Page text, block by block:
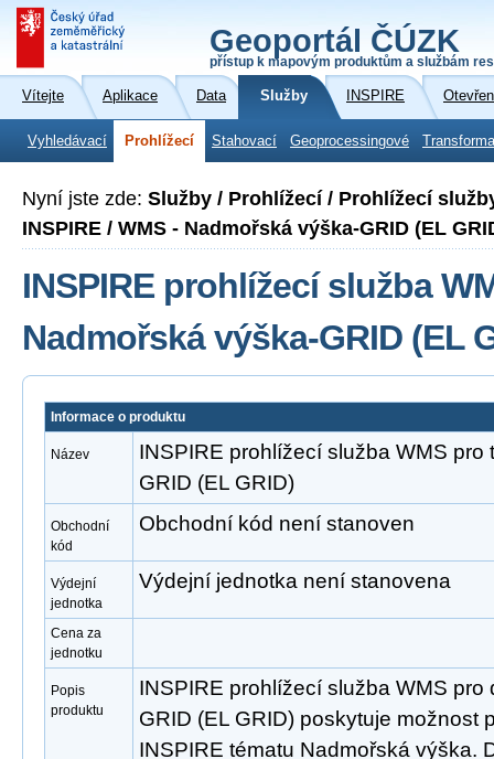
Geoportál ČÚZK
přístup k mapovým produktům a službám
Vítejte Aplikace Data Služby INSPIRE
Vyhledávací Prohlížecí Stahovací Geoprocessingové
Nyní jste zde: Služby / Prohlížecí / Prohlížecí
INSPIRE / WMS - Nadmořská výška-GRID (EL
INSPIRE prohlížecí služba
Nadmořská výška-GRID (EL
Informace o produktu
Název
INSPIRE prohlížecí služba WMS
GRID (EL GRID)
Obchodní
kód
Obchodní kód není stanoven
Výdejní
jednotka
Výdejní jednotka není stanovena
Cena za
jednotku
Popis
produktu
INSPIRE prohlížecí služba WMS
GRID (EL GRID) poskytuje možnost
INSPIRE tématu Nadmořská výška.